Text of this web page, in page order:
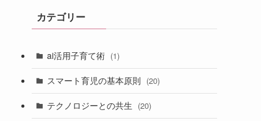
カテゴリー
ai活用子育て術 (1)
スマート育児の基本原則 (20)
テクノロジーとの共生 (20)